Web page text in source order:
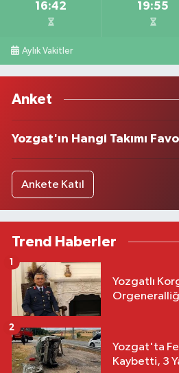
16:42 19:55
Aylık Vakitler
Anket
Yozgat'ın Hangi Takımı
Ankete Katıl
Trend Haberler
Yozgatlı
1
Yozgat'ta
Kaybetti, 3
2